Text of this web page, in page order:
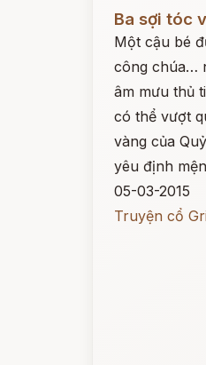
Ba sợi tóc
Một cậu bé
công chúa…
âm mưu thủ
có thể vượt
vàng của
yêu định
05-03-2015
Truyện cổ